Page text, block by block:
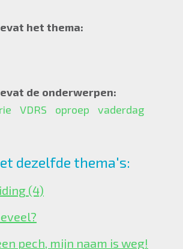
het thema:
de onderwerpen:
VDRS oproep
vaderdag
dezelfde thema's:
(4)
pech, mijn naam is weg!